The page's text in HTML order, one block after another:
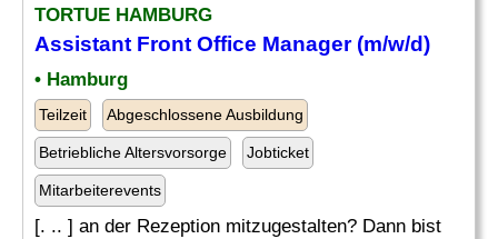
TORTUE HAMBURG
Assistant Front Office Manager (m/w/d)
• Hamburg
Teilzeit Abgeschlossene Ausbildung
Betriebliche Altersvorsorge Jobticket
Mitarbeiterevents
[. .. ] an der Rezeption mitzugestalten? Dann bist